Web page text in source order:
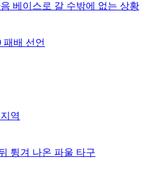
베이스로 갈 수밖에 없는 상황
패배 선언
역
튕겨 나온 파울 타구